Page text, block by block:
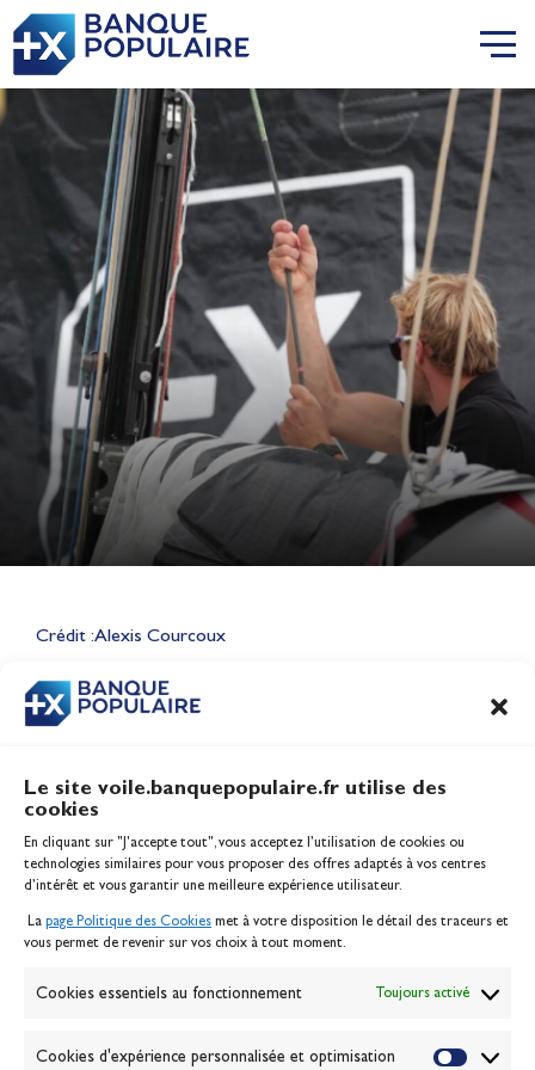
Le site voile.banquepopulaire.fr utilise des
cookies
En cliquant sur "J'accepte tout", vous acceptez l’utilisation de cookies ou
technologies similaires pour vous proposer des offres adaptés à vos centres
d’intérêt et vous garantir une meilleure expérience utilisateur.
La page Politique des Cookies met à votre disposition le détail des traceurs et
vous permet de revenir sur vos choix à tout moment.
Cookies essentiels au fonctionnement Toujours activé
Cookies d'expérience personnalisée et optimisation
Crédit : Alexis Courcoux
CONTENU
Lauriane Nolot en or à Long
Jeux Olympiques 2028
Inscription serveur média
Contact
Politique des cookies
Banque de la voile
Passion Voile TV